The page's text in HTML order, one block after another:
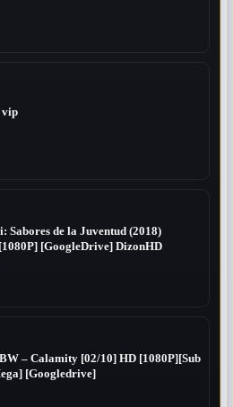
vip
Sabores de la Juventud (2018)
[GoogleDrive] DizonHD
– Calamity [02/10] HD [1080P][Sub
[Googledrive]